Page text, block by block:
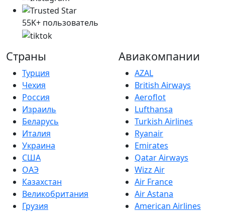
55K+ пользователь
Страны
Турция
Чехия
Россия
Израиль
Беларусь
Италия
Украина
США
ОАЭ
Казахстан
Великобритания
Грузия
Авиакомпании
AZAL
British Airways
Aeroflot
Lufthansa
Turkish Airlines
Ryanair
Emirates
Qatar Airways
Wizz Air
Air France
Air Astana
American Airlines